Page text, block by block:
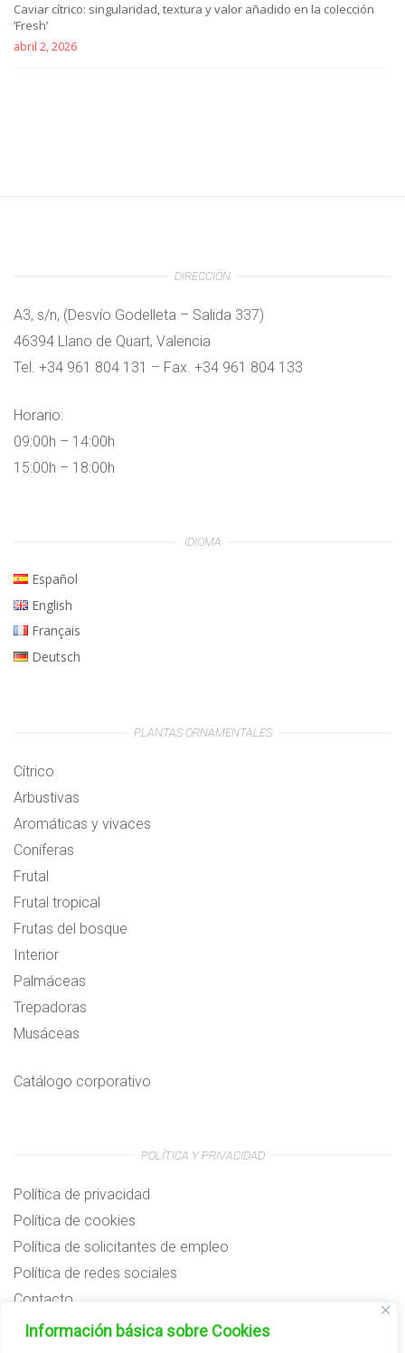
Información básica sobre Cookies
Caviar cítrico: singularidad, textura y valor añadido en la colección
‘Fresh’
abril 2, 2026
DIRECCIÓN
A3, s/n, (Desvío Godelleta – Salida 337)
46394 Llano de Quart, Valencia
Tel. +34 961 804 131 – Fax. +34 961 804 133
Horario:
09:00h – 14:00h
15:00h – 18:00h
IDIOMA
Español
English
Français
Deutsch
PLANTAS ORNAMENTALES
Cítrico
Arbustivas
Aromáticas y vivaces
Coníferas
Frutal
Frutal tropical
Frutas del bosque
Interior
Palmáceas
Trepadoras
Musáceas
Catálogo corporativo
POLÍTICA Y PRIVACIDAD
Política de privacidad
Política de cookies
Política de solicitantes de empleo
Política de redes sociales
Contacto
Preguntas frecuentes